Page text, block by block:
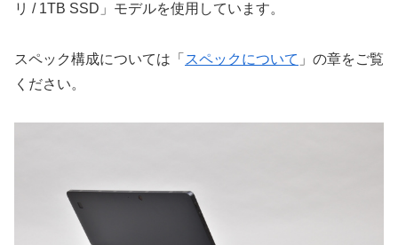
リ / 1TB SSD」モデルを使用しています。
スペック構成については「 スペックについて 」の章をご覧
ください。